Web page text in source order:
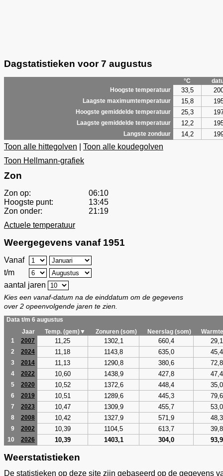
Dagstatistieken voor 7 augustus
°C
Hoogste temperatuur
33,5
Laagste maximumtemperatuur 15,8
Hoogste gemiddelde temperatuur 25,3
Laagste gemiddelde temperatuur 12,2
Langste zonduur 14,2
Toon alle hittegolven
Toon alle koudegolven
Toon Hellmann-grafiek
Zon
Zon op:
06:10
Hoogste punt:
13:45
Zon onder:
21:19
Actuele temperatuur
Weergegevens vanaf 1951
Vanaf
t/m
aantal jaren
Kies een vanaf-datum na de einddatum om de gegevens
over 2 opeenvolgende jaren te zien.
Data t/m 6 augustus
Jaar
Temp. (gem)▼ Zonuren (som) Neerslag (som)
1
2007 11,25 1302,1 660,4 29,1
2 2024 11,18 1143,8 635,0 45,4
3 2014 11,13 1290,8 380,6 72,8
4 2022 10,60 1438,9 427,8 47,4
5 2020 10,52 1372,6 448,4 35,0
6 2019 10,51 1289,6 445,3 79,6
7 2023 10,47 1309,9 455,7 53,0
8 2008 10,42 1327,9 571,9 48,3
9 2002 10,39 1104,5 613,7 39,8
10 2026 10,39 1403,1 304,0 93,9
Weerstatistieken
De statistieken op deze site zijn gebaseerd op de gegevens